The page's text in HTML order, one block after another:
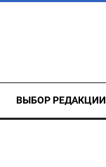
ВЫБОР РЕДАКЦИИ